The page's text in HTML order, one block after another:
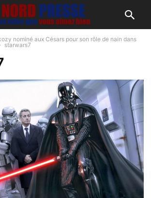
nominé aux Césars pour son rôle de nain dans
starwars7